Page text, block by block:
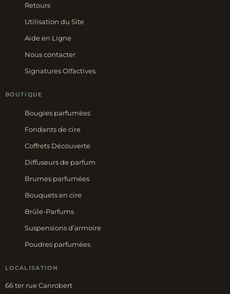
Retours
Utilisation du Site
Aide en Ligne
Nous contacter
Signatures Olfactives
BOUTIQUE
Bougies parfumées
Fondants de cire
Coffrets Découverte
Diffuseurs de parfum
Brumes parfumées
Bouquets en cire
Brûle-Parfums
Suspensions d’armoire
Poudres parfumées
LOCALISATION
66 ter rue Canrobert